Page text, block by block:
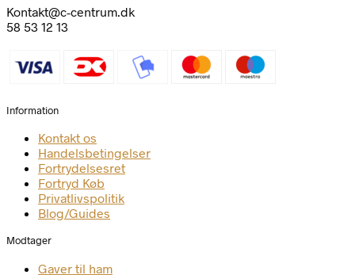
Kontakt@c-centrum.dk
58 53 12 13
Information
Kontakt os
Handelsbetingelser
Fortrydelsesret
Fortryd Køb
Privatlivspolitik
Blog/Guides
Modtager
Gaver til ham